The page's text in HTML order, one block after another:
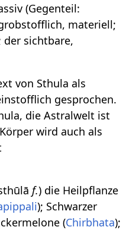
(Gegenteil:
materiell;
der sichtbare,
von Sthula als
gesprochen.
die Astralwelt ist
wird auch als
f.) die Heilpflanze
); Schwarzer
(Chirbhata);